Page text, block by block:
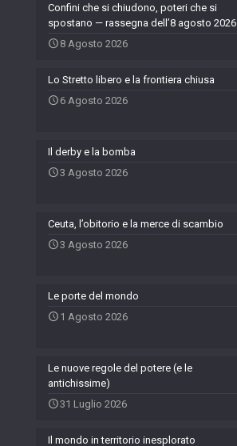
Confini che si chiudono, poteri che si
spostano — rassegna dell’8 agosto 2026
8 Agosto 2026
Lo Stretto libero e la frontiera chiusa
6 Agosto 2026
Il derby e la bomba
3 Agosto 2026
Ceuta, l’obitorio e la merce di scambio
3 Agosto 2026
Le porte del mondo
1 Agosto 2026
Le nuove regole del potere (e le
antichissime)
31 Luglio 2026
Il mondo in territorio inesplorato